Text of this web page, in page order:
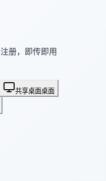
册，即传即用
共享桌面桌面